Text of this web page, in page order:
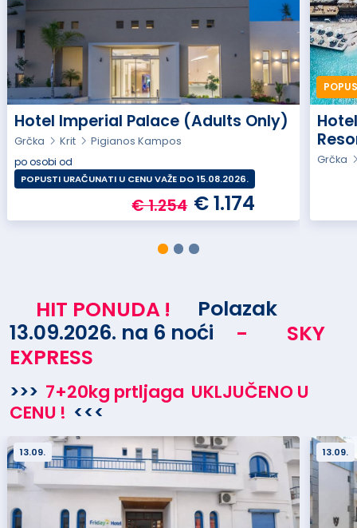
Hotel Imperial Palace (Adults Only)
Grčka Krit
Pigianos Kampos
po osobi od
POPUSTI URAČUNATI U CENU VAŽE DO 15.08.2026.
€ 1.254 € 1.174
Grčka
HIT PONUDA !
Polazak
13.09.2026. na 6 noći
-
SKY
EXPRESS
>>> 7+20kg prtljaga UKLJUČENO U
CENU ! <<<
13.09. 13.09.